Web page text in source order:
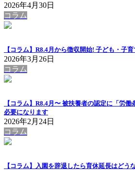
2026年4月30日
コラム
【コラム】R8.4月から徴収開始! 子ども・子
2026年3月26日
コラム
【コラム】R8.4月〜 被扶養者の認定に「労
必要になります
2026年2月24日
コラム
【コラム】入園を辞退したら育休延長はどう